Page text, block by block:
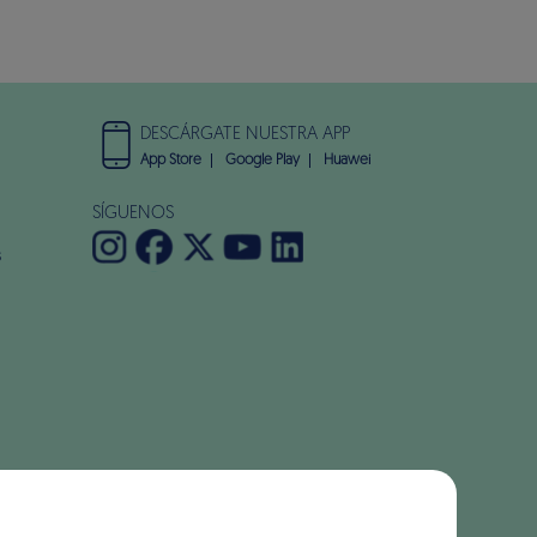
DESCÁRGATE NUESTRA APP
App Store Google Play Huawei
SÍGUENOS